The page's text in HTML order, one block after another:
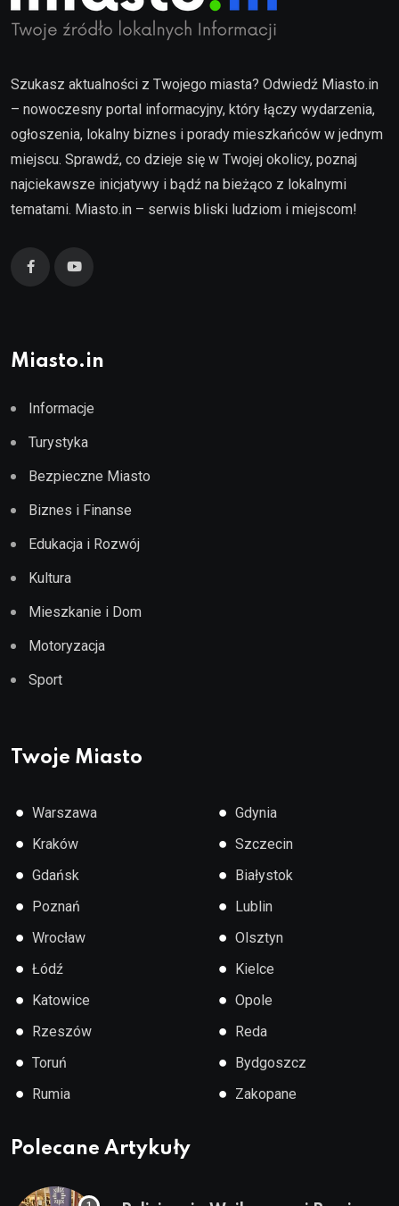
Szukasz aktualności z Twojego miasta? Odwiedź Miasto.in
– nowoczesny portal informacyjny, który łączy wydarzenia,
ogłoszenia, lokalny biznes i porady mieszkańców w jednym
miejscu. Sprawdź, co dzieje się w Twojej okolicy, poznaj
najciekawsze inicjatywy i bądź na bieżąco z lokalnymi
tematami. Miasto.in – serwis bliski ludziom i miejscom!
Miasto.in
Informacje
Turystyka
Bezpieczne Miasto
Biznes i Finanse
Edukacja i Rozwój
Kultura
Mieszkanie i Dom
Motoryzacja
Sport
Twoje Miasto
● Warszawa
● Kraków
● Gdańsk
● Poznań
● Wrocław
● Łódź
● Katowice
● Rzeszów
● Toruń
● Rumia
● Gdynia
● Szczecin
● Białystok
● Lublin
● Olsztyn
● Kielce
● Opole
● Reda
● Bydgoszcz
● Zakopane
Polecane Artykuły